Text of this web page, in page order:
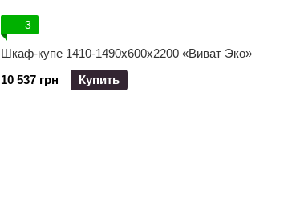
3
Шкаф-купе 1410-1490x600x2200 «Виват Эко»
10 537 грн
Купить